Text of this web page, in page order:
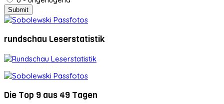
rundschau Leserstatistik
Die Top 9 aus 49 Tagen